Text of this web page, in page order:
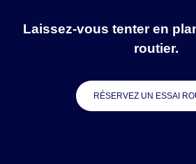
Laissez-vous tenter en
routier.
RÉSERVEZ UN ESSAI